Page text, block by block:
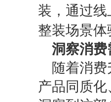
装，通过
整装场景体
洞察消费
随着消
产品同质